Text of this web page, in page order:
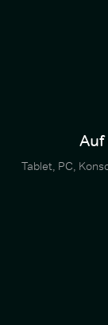
Auf
Tablet, PC,